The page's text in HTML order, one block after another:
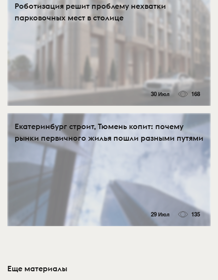
Роботизация решит проблему нехватки
парковочных мест в столице
30 Июл 168
Екатеринбург строит, Тюмень копит: почему
рынки первичного жилья пошли разными путями
29 Июл 135
Еще материалы